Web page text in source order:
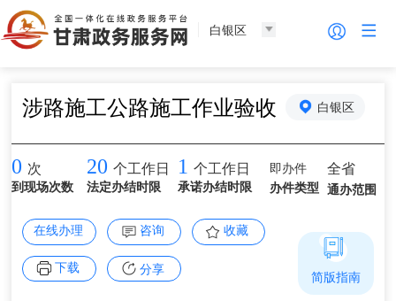
白银区
涉路施工公路施工作业验收 白银区
0 次
到现场次数
20 个工作日
法定办结时限
1 个工作日
承诺办结时限
即办件
办件类型
全省
通办范围
在线办理 咨询 收藏
下载 分享 简版指南